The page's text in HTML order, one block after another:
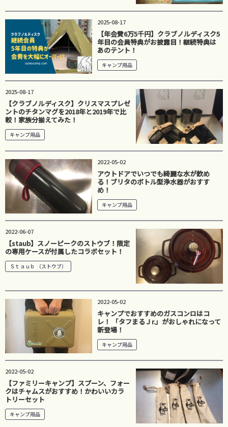
2025-08-17
【年会費6万5千円】クラブノルディスク5
年目の会員特典がお披露目！継続特典は
あのテント！
キャンプ用品
2025-08-17
【クラブノルディスク】クリスマスプレゼ
ントのチタンマグを2018年と2019年で比
較！家族分揃えてみた！
キャンプ用品
2022-05-02
アウトドアでいつでも綺麗な水が飲め
る！ブリタのボトル型浄水器がおすす
め！
キャンプ用品
2022-06-07
【staub】スノーピークのストウブ！限定
の専用ケースが付属したコラボセット！
Ｓｔａｕｂ （ストウブ）
2022-05-02
キャンプでおすすめのガスコンロはコ
レ！ 「タフまるＪr.」がおしゃれになって
新登場！
キャンプ用品
2022-05-02
【ファミリーキャンプ】スプーン、フォー
クはチャムスがおすすめ！かわいいカラ
トリーセット
キャンプ用品